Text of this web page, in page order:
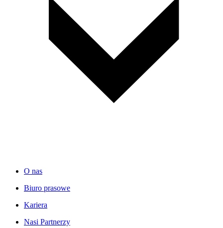
O nas
Biuro prasowe
Kariera
Nasi Partnerzy